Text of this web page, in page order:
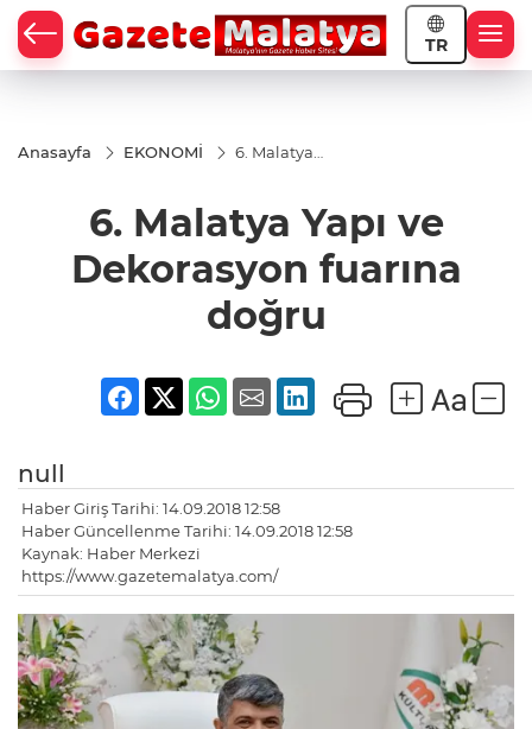
TR
Anasayfa EKONOMİ
6. Malatya
fuarına
doğru
6. Malatya Yapı ve
Dekorasyon fuarına
doğru
null
Haber Giriş Tarihi: 14.09.2018 12:58
Haber Güncellenme Tarihi: 14.09.2018 12:58
Kaynak: Haber Merkezi
https://www.gazetemalatya.com/